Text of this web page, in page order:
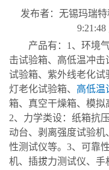
发布者：无锡玛瑞
产品有：1、环境气
击试验箱、高低温冲
试验箱、紫外线老化
灯老化试验箱、 高低温
箱、真空干燥箱、模
2、力学类设：纸箱抗
动台、剥离强度试验
性测试仪等。3、可靠
机、插拔力测试仪、